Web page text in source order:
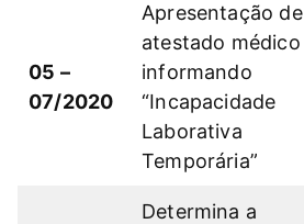
05 –
07/2020
Apresentação de
atestado médico
informando
“Incapacidade
Laborativa
Temporária”
Determina a